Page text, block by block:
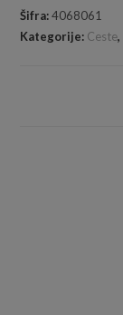
Šifra:4068061
Kategorije: Ceste,